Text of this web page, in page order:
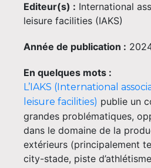
Editeur(s) : International
leisure facilities (IAKS)
Année de publication :
En quelques mots :
L’IAKS (International
leisure facilities) publie un
grandes problématiques,
dans le domaine de la
extérieurs (principalement
city-stade, piste